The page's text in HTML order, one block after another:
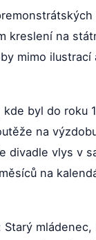
kreslení na
mimo
byl do roku
na
divadle vlys v
na